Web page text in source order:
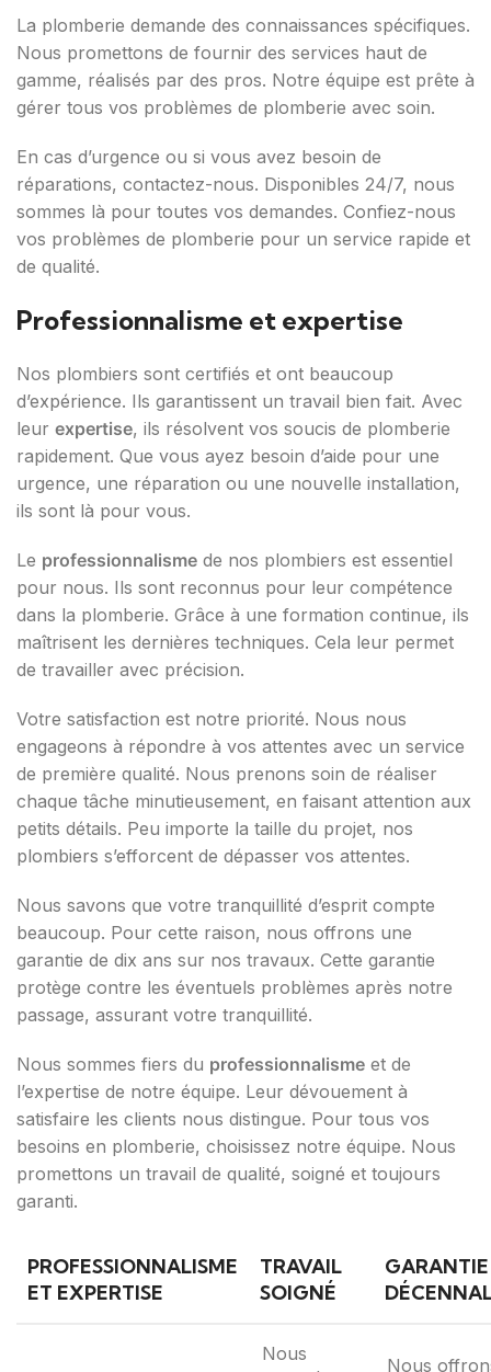
La plomberie demande des connaissances spécifiques.
Nous promettons de fournir des services haut de
gamme, réalisés par des pros. Notre équipe est prête à
gérer tous vos problèmes de plomberie avec soin.
En cas d’urgence ou si vous avez besoin de
réparations, contactez-nous. Disponibles 24/7, nous
sommes là pour toutes vos demandes. Confiez-nous
vos problèmes de plomberie pour un service rapide et
de qualité.
Professionnalisme et expertise
Nos plombiers sont certifiés et ont beaucoup
d’expérience. Ils garantissent un travail bien fait. Avec
leur expertise, ils résolvent vos soucis de plomberie
rapidement. Que vous ayez besoin d’aide pour une
urgence, une réparation ou une nouvelle installation,
ils sont là pour vous.
Le professionnalisme de nos plombiers est essentiel
pour nous. Ils sont reconnus pour leur compétence
dans la plomberie. Grâce à une formation continue, ils
maîtrisent les dernières techniques. Cela leur permet
de travailler avec précision.
Votre satisfaction est notre priorité. Nous nous
engageons à répondre à vos attentes avec un service
de première qualité. Nous prenons soin de réaliser
chaque tâche minutieusement, en faisant attention aux
petits détails. Peu importe la taille du projet, nos
plombiers s’efforcent de dépasser vos attentes.
Nous savons que votre tranquillité d’esprit compte
beaucoup. Pour cette raison, nous offrons une
garantie de dix ans sur nos travaux. Cette garantie
protège contre les éventuels problèmes après notre
passage, assurant votre tranquillité.
Nous sommes fiers du professionnalisme et de
l’expertise de notre équipe. Leur dévouement à
satisfaire les clients nous distingue. Pour tous vos
besoins en plomberie, choisissez notre équipe. Nous
promettons un travail de qualité, soigné et toujours
garanti.
PROFESSIONNALISME
ET EXPERTISE
TRAVAIL
SOIGNÉ
GARANTIE
Nous
Nous